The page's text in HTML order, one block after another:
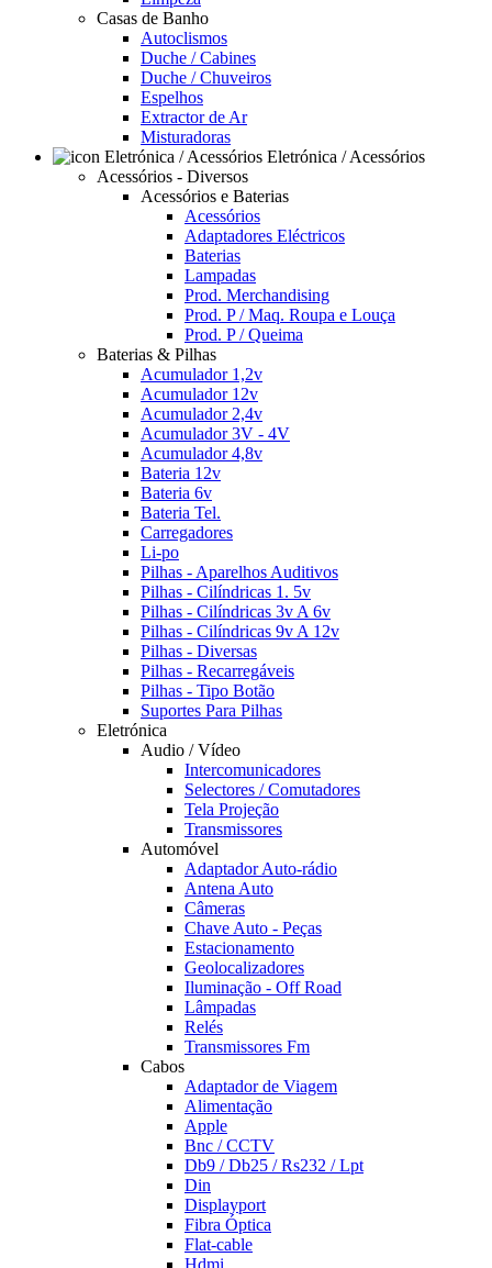
Casas de Banho
Autoclismos
Duche / Cabines
Duche / Chuveiros
Espelhos
Extractor de Ar
Misturadoras
Eletrónica / Acessórios
Acessórios - Diversos
Acessórios e Baterias
Acessórios
Adaptadores Eléctricos
Baterias
Lampadas
Prod. Merchandising
Prod. P / Maq. Roupa e Louça
Prod. P / Queima
Baterias & Pilhas
Acumulador 1,2v
Acumulador 12v
Acumulador 2,4v
Acumulador 3V - 4V
Acumulador 4,8v
Bateria 12v
Bateria 6v
Bateria Tel.
Carregadores
Li-po
Pilhas - Aparelhos Auditivos
Pilhas - Cilíndricas 1. 5v
Pilhas - Cilíndricas 3v A 6v
Pilhas - Cilíndricas 9v A 12v
Pilhas - Diversas
Pilhas - Recarregáveis
Pilhas - Tipo Botão
Suportes Para Pilhas
Eletrónica
Audio / Vídeo
Intercomunicadores
Selectores / Comutadores
Tela Projeção
Transmissores
Automóvel
Adaptador Auto-rádio
Antena Auto
Câmeras
Chave Auto - Peças
Estacionamento
Geolocalizadores
Iluminação - Off Road
Lâmpadas
Relés
Transmissores Fm
Cabos
Adaptador de Viagem
Alimentação
Apple
Bnc / CCTV
Db9 / Db25 / Rs232 / Lpt
Din
Displayport
Fibra Óptica
Flat-cable
Hdmi